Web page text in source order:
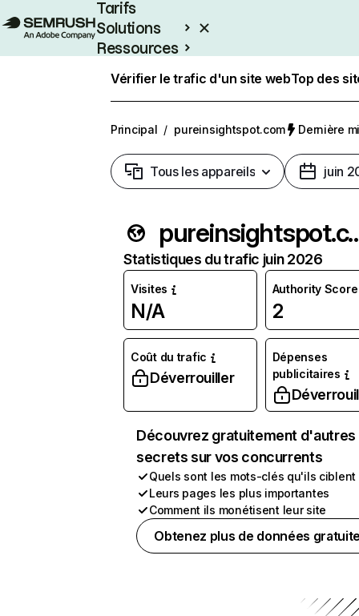
Tarifs
Solutions
Ressources
Vérifier le trafic d'un site webTop des
Principal / pureinsightspot.com Dernière
Tous les appareils juin
Statistiques du trafic juin 2026
Visites
N/A
Authority Score
2
Coût du trafic
Déverrouiller
Dépenses
publicitaires
Découvrez gratuitement d'autres
secrets sur vos concurrents
Quels sont les mots-clés qu'ils ciblent
Leurs pages les plus importantes
Comment ils monétisent leur site
Obtenez plus de données